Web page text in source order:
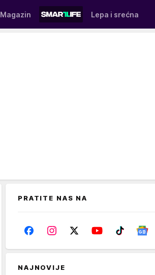
Magazin Lepa i srećna
PRATITE NAS NA
NAJNOVIJE